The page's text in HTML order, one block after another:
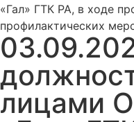
«Гал» ГТК РА, в ходе
профилактических
лицами